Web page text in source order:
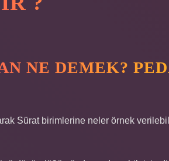
NE DEMEK?
Sürat birimlerine neler örnek verilebilir